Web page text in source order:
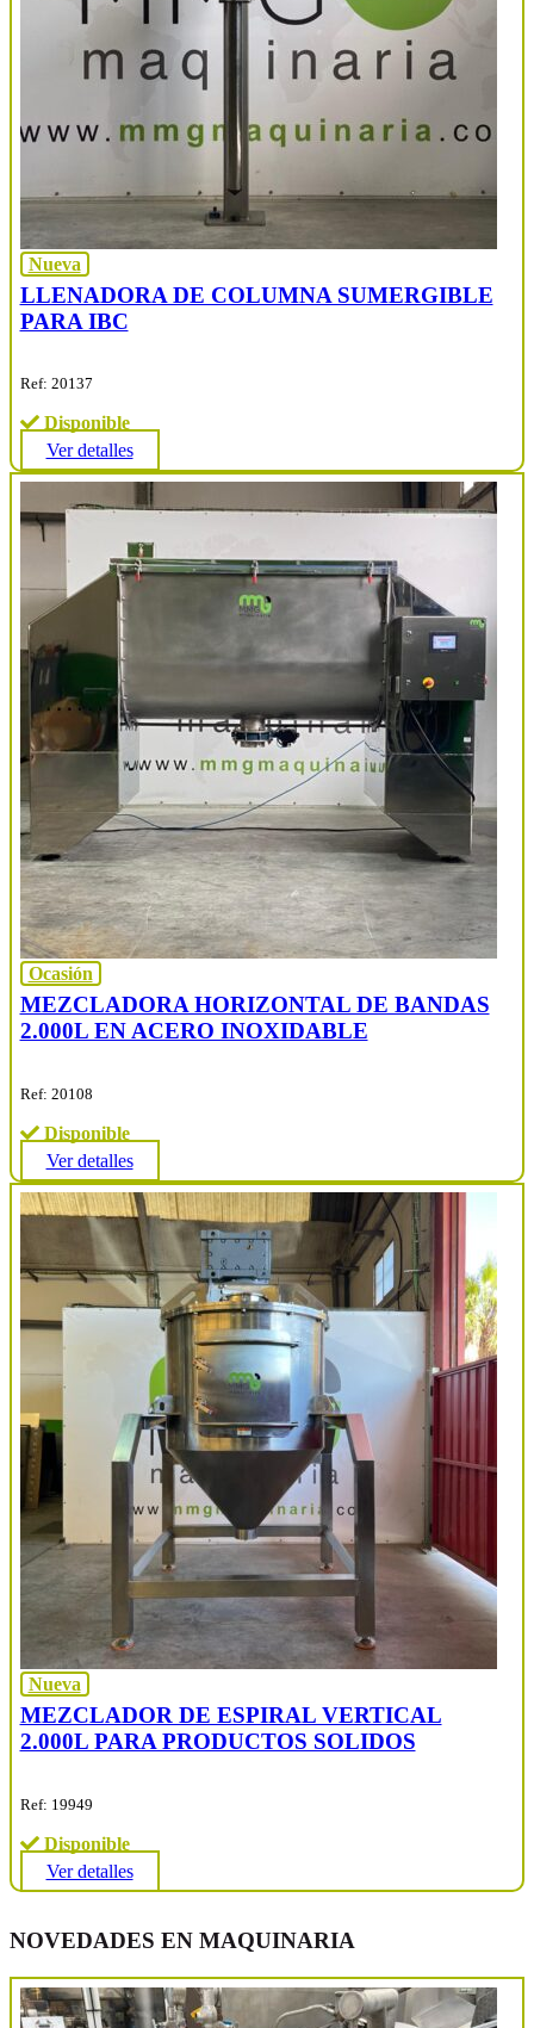
Nueva
LLENADORA DE COLUMNA SUMERGIBLE
PARA IBC
Ref: 20137
Disponible
Ver detalles
Ocasión
MEZCLADORA HORIZONTAL DE BANDAS
2.000L EN ACERO INOXIDABLE
Ref: 20108
Disponible
Ver detalles
Nueva
MEZCLADOR DE ESPIRAL VERTICAL
2.000L PARA PRODUCTOS SOLIDOS
Ref: 19949
Disponible
Ver detalles
NOVEDADES EN MAQUINARIA